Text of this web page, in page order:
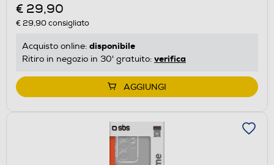
€ 29,90
€ 29,90consigliato
Acquisto online: disponibile
Ritiro in negozio in 30' gratuito: verifica
AGGIUNGI